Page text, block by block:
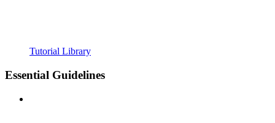
Tutorial Library
Essential Guidelines